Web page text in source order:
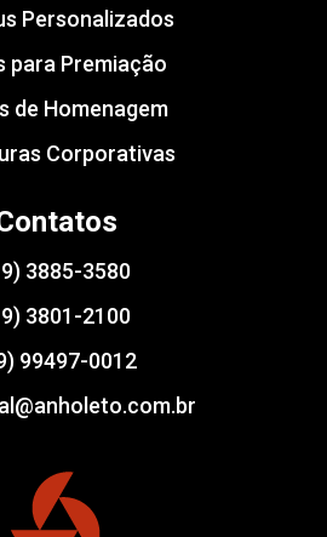
Personalizados
para Premiação
de Homenagem
Corporativas
3885-3580
3801-2100
99497-0012